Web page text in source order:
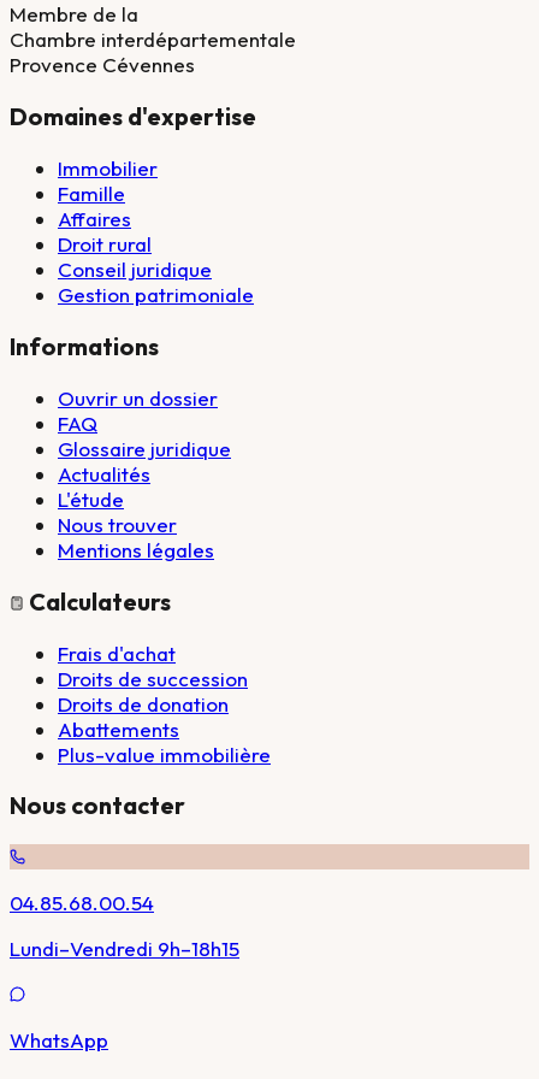
Membre de la
Chambre interdépartementale
Provence Cévennes
Domaines d'expertise
Immobilier
Famille
Affaires
Droit rural
Conseil juridique
Gestion patrimoniale
Informations
Ouvrir un dossier
FAQ
Glossaire juridique
Actualités
L'étude
Nous trouver
Mentions légales
Calculateurs
Frais d'achat
Droits de succession
Droits de donation
Abattements
Plus-value immobilière
Nous contacter
04.85.68.00.54
Lundi–Vendredi 9h–18h15
WhatsApp